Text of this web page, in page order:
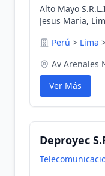
Alto Mayo
Jesus Maria,
Perú > Lima
Av Arenales
Ver Más
Deproyec